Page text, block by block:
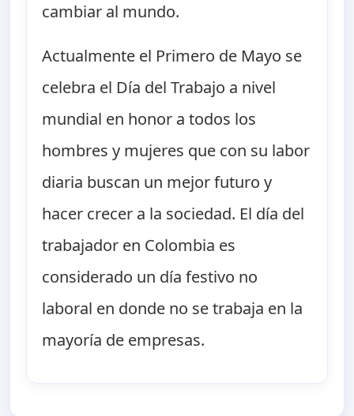
cambiar al mundo.
Actualmente el Primero de Mayo se
celebra el Día del Trabajo a nivel
mundial en honor a todos los
hombres y mujeres que con su labor
diaria buscan un mejor futuro y
hacer crecer a la sociedad. El día del
trabajador en Colombia es
considerado un día festivo no
laboral en donde no se trabaja en la
mayoría de empresas.